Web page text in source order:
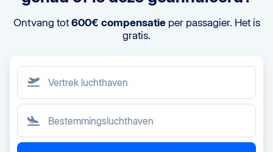
Ontvang tot600€ compensatieper passagier. Het is
gratis.